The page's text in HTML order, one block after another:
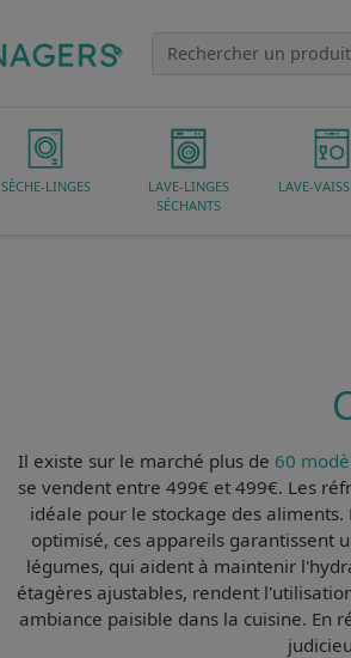
SÈCHE-LINGES
LAVE-LINGES
SÉCHANTS
LAVE-
Il existe sur le marché plus de 60
se vendent entre 499€ et 499€. Les
idéale pour le stockage des aliments.
optimisé, ces appareils garantissent
légumes, qui aident à maintenir
étagères ajustables, rendent
ambiance paisible dans la cuisine. En